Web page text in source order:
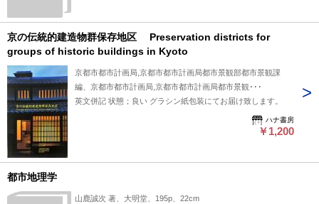
京の伝統的建造物群保存地区 Preservation districts for
groups of historic buildings in Kyoto
京都市都市計画局,京都市都市計画局都市景観部都市景観課
編、京都市都市計画局,京都市都市計画局都市景観･･･
英文併記 状態；良い グラシン紙包装にてお届け致します。
ハナ書房
￥1,200
都市地理学
山鹿誠次 著、大明堂、195p、22cm